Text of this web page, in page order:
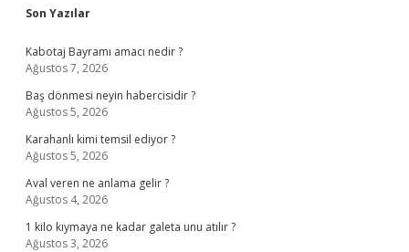
Sidebar
Son Yazılar
Kabotaj Bayramı amacı nedir ?
Ağustos 7, 2026
Baş dönmesi neyin habercisidir ?
Ağustos 5, 2026
Karahanlı kimi temsil ediyor ?
Ağustos 5, 2026
Aval veren ne anlama gelir ?
Ağustos 4, 2026
1 kilo kıymaya ne kadar galeta unu atılır ?
Ağustos 3, 2026